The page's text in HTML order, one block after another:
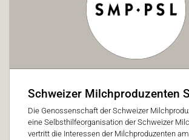
Schweizer Milchproduzenten
Die Genossenschaft der Schweizer
eine Selbsthilfeorganisation der Schweizer
vertritt die Interessen der Milchproduzenten